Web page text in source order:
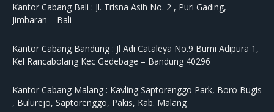
Kantor Cabang Bali : Jl. Trisna Asih No. 2 , Puri Gading,
Jimbaran – Bali
Kantor Cabang Bandung : Jl Adi Cataleya No.9 Bumi Adipura 1,
Kel Rancabolang Kec Gedebage – Bandung 40296
Kantor Cabang Malang : Kavling Saptorenggo Park, Boro Bugis
, Bulurejo, Saptorenggo, Pakis, Kab. Malang